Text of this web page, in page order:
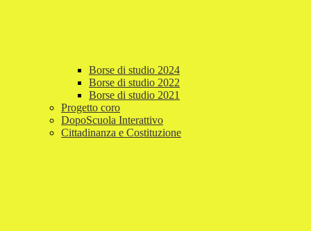
Borse di studio 2024
Borse di studio 2022
Borse di studio 2021
Progetto coro
DopoScuola Interattivo
Cittadinanza e Costituzione